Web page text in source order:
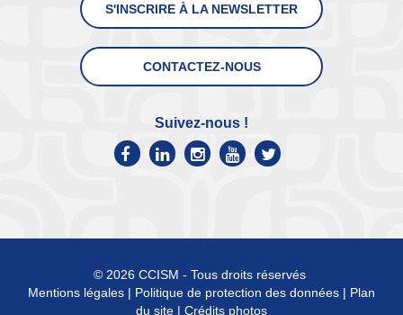
S'INSCRIRE À LA NEWSLETTER
CONTACTEZ-NOUS
Suivez-nous !
© 2026 CCISM - Tous droits réservés
Mentions légales | Politique de protection des données | Plan
du site | Crédits photos